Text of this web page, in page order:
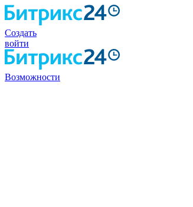
Создать
войти
Возможности